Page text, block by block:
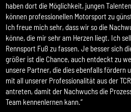
haben dort die Möglichkeit, jungen
können professionellen Motorsport zu
Ich freue mich sehr, dass wir so die
könne, die mir sehr am Herzen liegt. Ich
Rennsport Fuß zu fassen. Je besser sich
größer ist die Chance, auch entdeckt zu
unsere Partner, die dies ebenfalls fördern
mit all unserer Professionalität aus der
antreten, damit der Nachwuchs die
Team kennenlernen kann.“